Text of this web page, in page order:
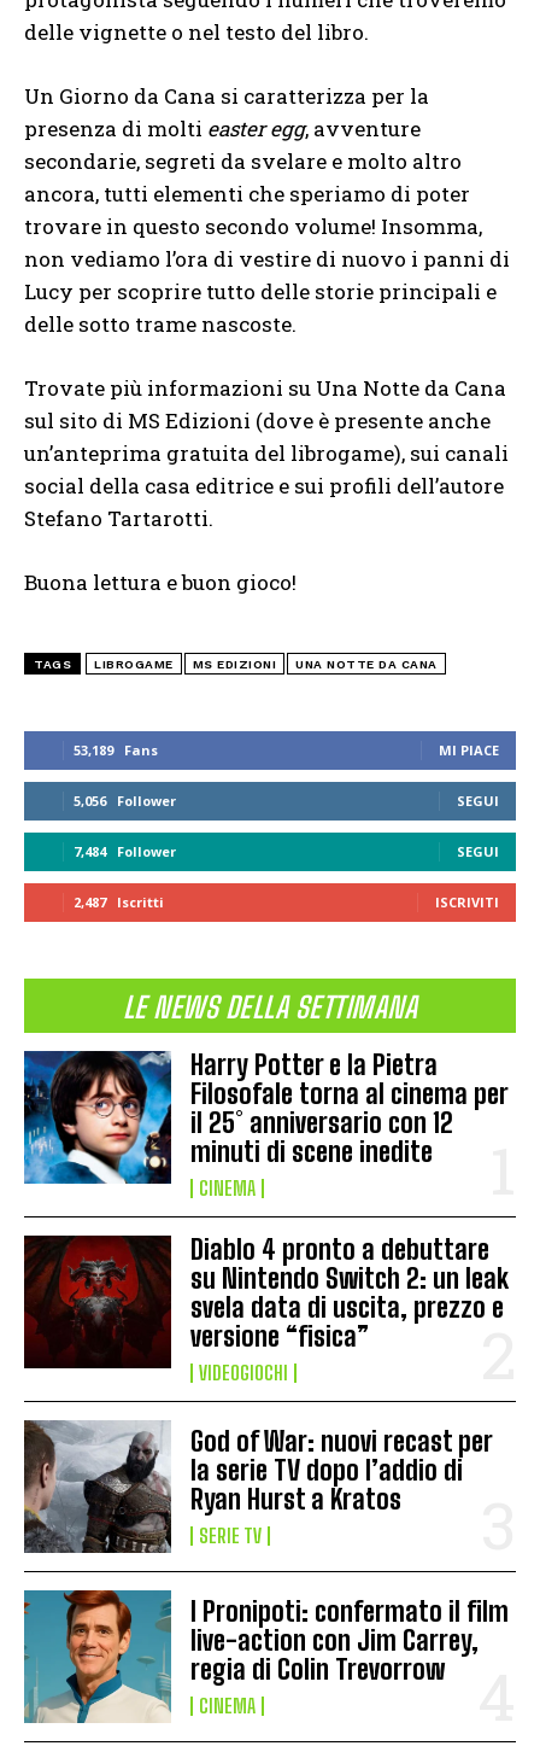
53,189 Fans MI PIACE
5,056 Follower SEGUI
7,484 Follower SEGUI
2,487 Iscritti ISCRIVITI
LE NEWS DELLA SETTIMANA
Harry Potter e la Pietra
Filosofale torna al cinema per
il 25° anniversario con 12
minuti di scene inedite
CINEMA
Diablo 4 pronto a debuttare
su Nintendo Switch 2: un leak
svela data di uscita, prezzo e
versione “fisica”
VIDEOGIOCHI
God of War: nuovi recast per
la serie TV dopo l’addio di
Ryan Hurst a Kratos
SERIE TV
I Pronipoti: confermato il film
live-action con Jim Carrey,
regia di Colin Trevorrow
CINEMA
delle vignette o nel testo del libro.
Un Giorno da Cana si caratterizza per la
presenza di molti easter egg, avventure
secondarie, segreti da svelare e molto altro
ancora, tutti elementi che speriamo di poter
trovare in questo secondo volume! Insomma,
non vediamo l’ora di vestire di nuovo i panni di
Lucy per scoprire tutto delle storie principali e
delle sotto trame nascoste.
Trovate più informazioni su Una Notte da Cana
sul sito di MS Edizioni (dove è presente anche
un’anteprima gratuita del librogame), sui canali
social della casa editrice e sui profili dell’autore
Stefano Tartarotti.
Buona lettura e buon gioco!
TAGS LIBROGAME MS EDIZIONI UNA NOTTE DA CANA